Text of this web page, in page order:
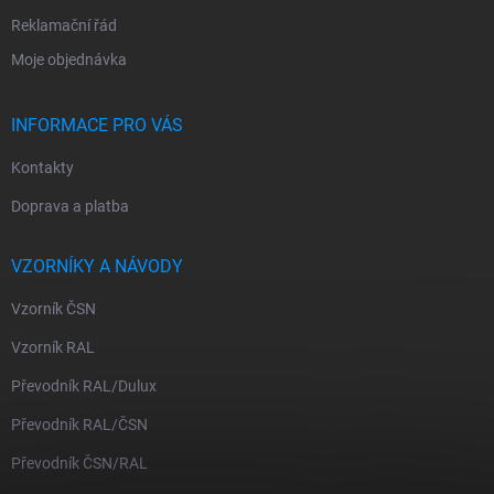
Reklamační řád
Moje objednávka
INFORMACE PRO VÁS
Kontakty
Doprava a platba
VZORNÍKY A NÁVODY
Vzorník ČSN
Vzorník RAL
Převodník RAL/Dulux
Převodník RAL/ČSN
Převodník ČSN/RAL